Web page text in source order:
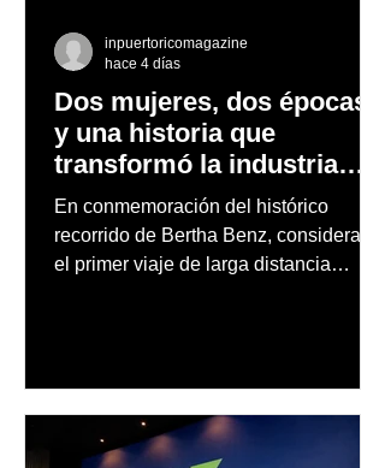
Dos mujeres, dos épocas
y una historia que
transformó la industria
automotriz
En conmemoración del histórico
recorrido de Bertha Benz, considerado
el primer viaje de larga distancia
inpuertoricomagazine
hace 4 días